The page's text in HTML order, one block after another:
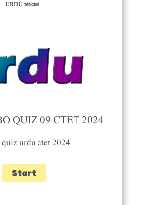
URDU tet/ctet
QUIZ 09 CTET 2024
urdu ctet 2024